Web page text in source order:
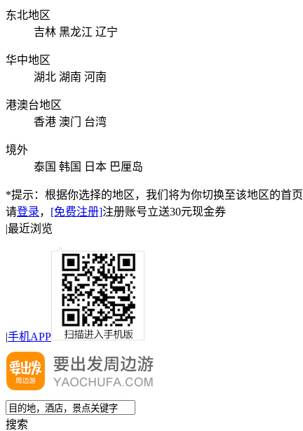
东北地区
吉林 黑龙江 辽宁
华中地区
湖北 湖南 河南
港澳台地区
香港 澳门 台湾
境外
泰国 韩国 日本 巴厘岛
*提示：根据你选择的地区，我们将为你切换至该地区的首页
请登录， [免费注册]注册账号立送30元现金券
|最近浏览
|手机APP
搜索